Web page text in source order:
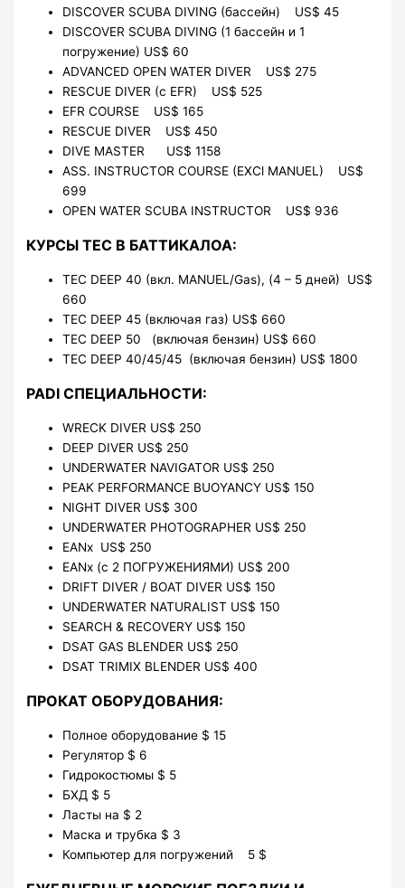
DISCOVER SCUBA DIVING (бассейн) US$ 45
DISCOVER SCUBA DIVING (1 бассейн и 1
погружение) US$ 60
ADVANCED OPEN WATER DIVER US$ 275
RESCUE DIVER (с EFR) US$ 525
EFR COURSE US$ 165
RESCUE DIVER US$ 450
DIVE MASTER US$ 1158
ASS. INSTRUCTOR COURSE (EXCl MANUEL) US$
699
OPEN WATER SCUBA INSTRUCTOR US$ 936
КУРСЫ TEC В БАТТИКАЛОА:
TEC DEEP 40 (вкл. MANUEL/Gas), (4 – 5 дней) US$
660
TEC DEEP 45 (включая газ) US$ 660
TEC DEEP 50 (включая бензин) US$ 660
TEC DEEP 40/45/45 (включая бензин) US$ 1800
PADI СПЕЦИАЛЬНОСТИ:
WRECK DIVER US$ 250
DEEP DIVER US$ 250
UNDERWATER NAVIGATOR US$ 250
PEAK PERFORMANCE BUOYANCY US$ 150
NIGHT DIVER US$ 300
UNDERWATER PHOTOGRAPHER US$ 250
EANx US$ 250
EANx (с 2 ПОГРУЖЕНИЯМИ) US$ 200
DRIFT DIVER / BOAT DIVER US$ 150
UNDERWATER NATURALIST US$ 150
SEARCH & RECOVERY US$ 150
DSAT GAS BLENDER US$ 250
DSAT TRIMIX BLENDER US$ 400
ПРОКАТ ОБОРУДОВАНИЯ:
Полное оборудование $ 15
Регулятор $ 6
Гидрокостюмы $ 5
БХД $ 5
Ласты на $ 2
Маска и трубка $ 3
Компьютер для погружений 5 $